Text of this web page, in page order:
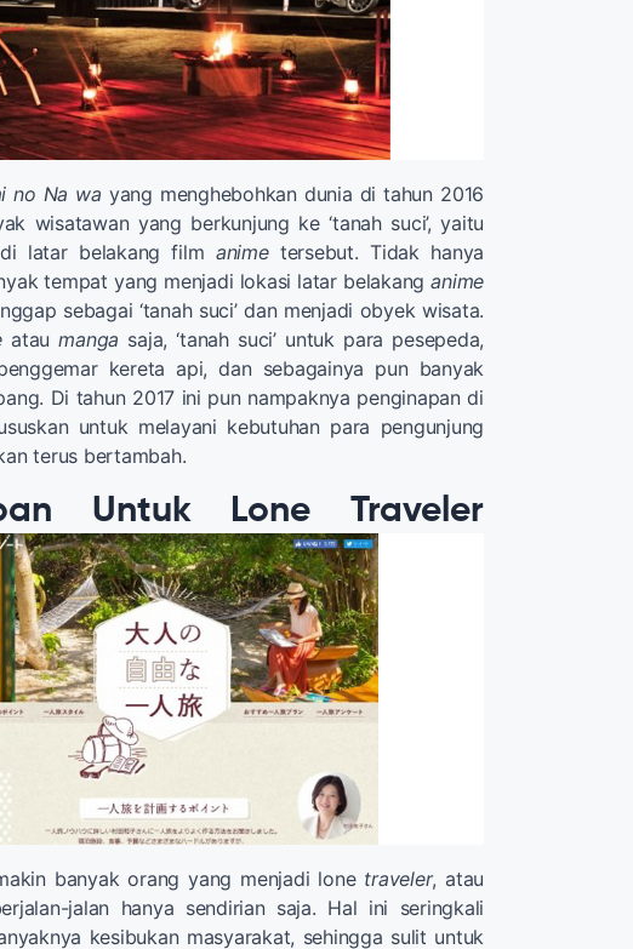
no Na wa yang menghebohkan dunia di tahun 2016
wisatawan yang berkunjung ke ‘tanah suci’, yaitu
latar belakang film animetersebut. Tidak hanya
tempat yang menjadi lokasi latar belakanganime
sebagai ‘tanah suci’ dan menjadi obyek wisata.
ataumanga saja, ‘tanah suci’ untuk para pesepeda,
kereta api, dan sebagainya pun banyak
Di tahun 2017 ini pun nampaknya penginapan di
untuk melayani kebutuhan para pengunjung
terus bertambah.
Untuk Lone Traveler
banyak orang yang menjadi lone traveler, atau
jalan hanya sendirian saja. Hal ini seringkali
kesibukan masyarakat, sehingga sulit untuk